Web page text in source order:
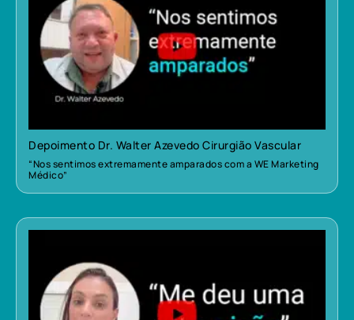
Depoimento Dr. Walter Azevedo Cirurgião Vascular
“Nos sentimos extremamente amparados com a WE Marketing
Médico”